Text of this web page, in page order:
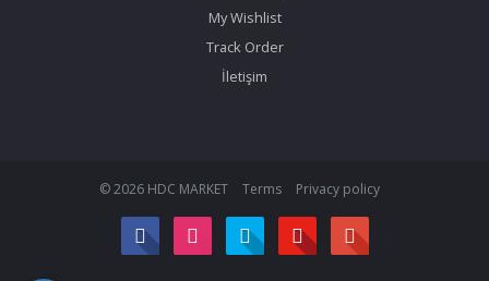
My Wishlist
Track Order
İletişim
© 2026 HDC MARKET Terms Privacy policy